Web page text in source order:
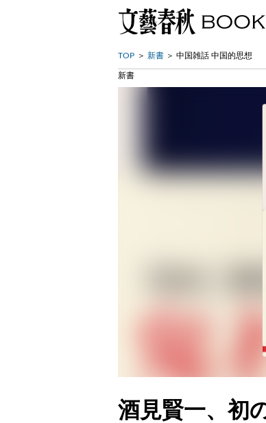
TOP 新書 中国雑話 中国的思想
新書
酒見賢一、初